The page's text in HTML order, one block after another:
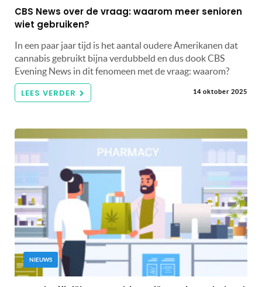
CBS News over de vraag: waarom meer senioren
wiet gebruiken?
In een paar jaar tijd is het aantal oudere Amerikanen dat
cannabis gebruikt bijna verdubbeld en dus dook CBS
Evening News in dit fenomeen met de vraag: waarom?
LEES VERDER 14 oktober 2025
NIEUWS